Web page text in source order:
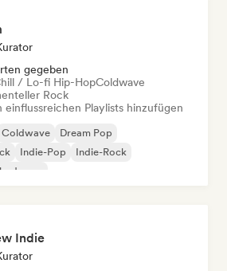
gegeben
/ Lo-fi Hip-HopColdwave
Rock
einflussreichen Playlists hinzufügen
Coldwave
Dream Pop
Indie-Pop
Indie-Rock
Indie